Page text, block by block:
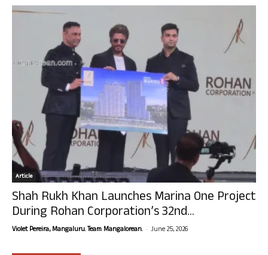
Article
Shah Rukh Khan Launches Marina One Project
During Rohan Corporation’s 32nd...
Violet Pereira, Mangaluru. Team Mangalorean. - June 25, 2026